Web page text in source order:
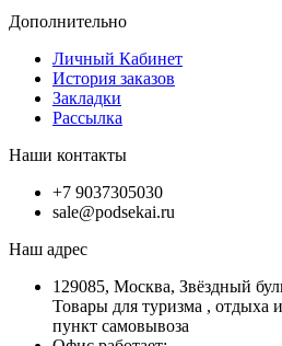
Дополнительно
Личный Кабинет
История заказов
Закладки
Рассылка
Наши контакты
+7 9037305030
sale@podsekai.ru
Наш адрес
129085, Москва, Звёздный
Товары для туризма ,
пункт самовывоза